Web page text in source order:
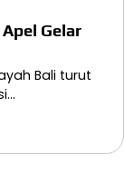
Gelar
Bali turut